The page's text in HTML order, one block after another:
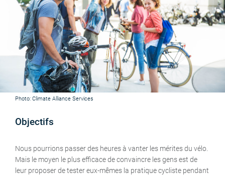
Photo: Climate Alliance Services
Objectifs
Nous pourrions passer des heures à vanter les mérites du vélo.
Mais le moyen le plus efficace de convaincre les gens est de
leur proposer de tester eux-mêmes la pratique cycliste pendant